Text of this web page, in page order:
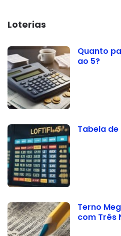
Loterias
Quanto
ao 5?
Tabela
Terno
com Três